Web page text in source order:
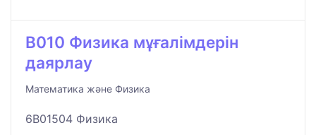
B010 Физика мұғалімдерін
даярлау
Математика және Физика
6B01504 Физика